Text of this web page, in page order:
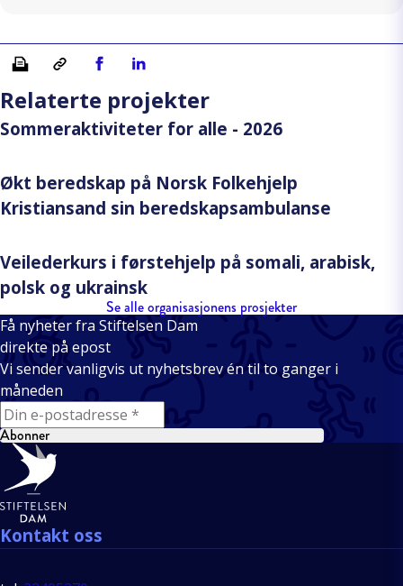
Skriv ut Kopiera länkDel på Facebook
Del på Linkedin
Relaterte projekter
Sommeraktiviteter for alle - 2026
Økt beredskap på Norsk Folkehjelp
Kristiansand sin beredskapsambulanse
Veilederkurs i førstehjelp på somali, arabisk,
polsk og ukrainsk
Se alle organisasjonens prosjekter
Få nyheter fra Stiftelsen Dam
direkte på epost
Vi sender vanligvis ut nyhetsbrev én til to ganger i
måneden
E-mail
Abonner
Bunntekst
Kontakt oss